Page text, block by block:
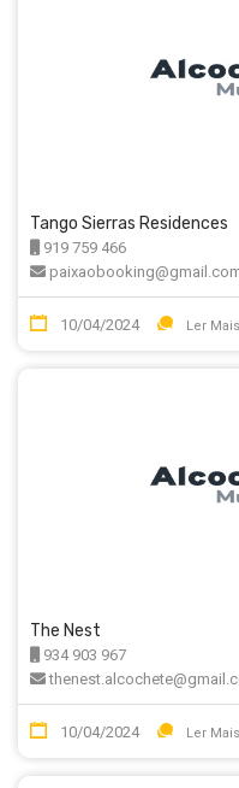
Tango Sierras Residences
919 759 466
10/04/2024 Ler Mais
The Nest
934 903 967
10/04/2024 Ler Mais